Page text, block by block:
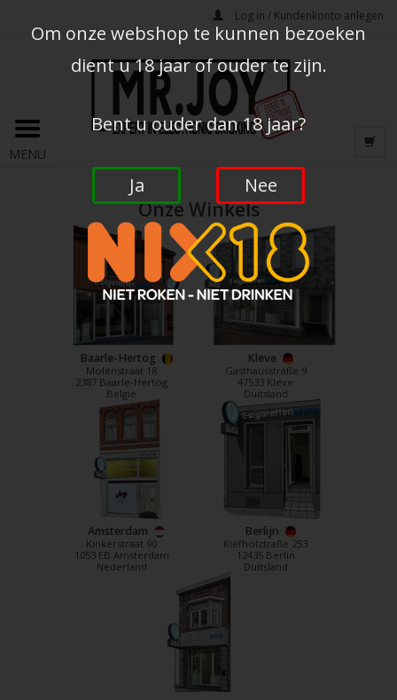
Log in / Kundenkonto anlegen
MENU
Onze Winkels
Baarle-Hertog
Molenstraat 18
2387 Baarle-Hertog
België
Kleve
Gasthausstraße 9
47533 Kleve
Duitsland
Amsterdam
Kinkerstraat 90
1053 EB Amsterdam
Nederland
Berlijn
Kiefholztraße 253
12435 Berlin
Duitsland
Om onze webshop te kunnen bezoeken
dient u 18 jaar of ouder te zijn.
Bent u ouder dan 18 jaar?
Ja Nee